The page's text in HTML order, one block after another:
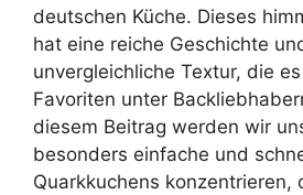
deutschen Küche. Dieses
hat eine reiche Geschichte
unvergleichliche Textur, die
Favoriten unter
diesem Beitrag werden wir
besonders einfache und
Quarkkuchens konzentrieren,